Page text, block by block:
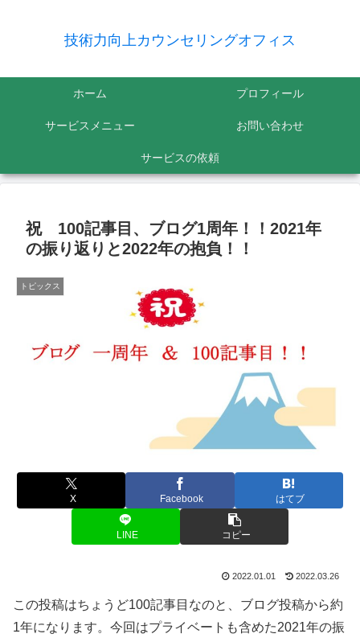
技術力向上カウンセリングオフィス
ホーム プロフィール
サービスメニュー お問い合わせ
サービスの依頼
祝 100記事目、ブログ1周年！！2021年
の振り返りと2022年の抱負！！
トピックス
X Facebook はてブ
LINE コピー
2022.01.01 2022.03.26
この投稿はちょうど100記事目なのと、ブログ投稿から約
1年になります。今回はプライベートも含めた2021年の振